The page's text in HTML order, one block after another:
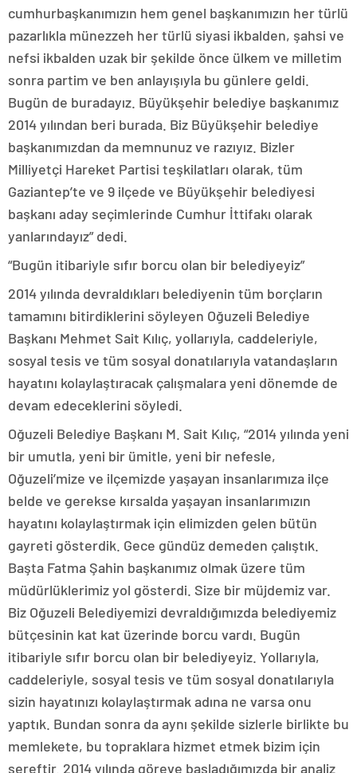
cumhurbaşkanımızın hem genel başkanımızın her türlü
pazarlıkla münezzeh her türlü siyasi ikbalden, şahsi ve
nefsi ikbalden uzak bir şekilde önce ülkem ve milletim
sonra partim ve ben anlayışıyla bu günlere geldi.
Bugün de buradayız. Büyükşehir belediye başkanımız
2014 yılından beri burada. Biz Büyükşehir belediye
başkanımızdan da memnunuz ve razıyız. Bizler
Milliyetçi Hareket Partisi teşkilatları olarak, tüm
Gaziantep’te ve 9 ilçede ve Büyükşehir belediyesi
başkanı aday seçimlerinde Cumhur İttifakı olarak
yanlarındayız” dedi.
“Bugün itibariyle sıfır borcu olan bir belediyeyiz”
2014 yılında devraldıkları belediyenin tüm borçların
tamamını bitirdiklerini söyleyen Oğuzeli Belediye
Başkanı Mehmet Sait Kılıç, yollarıyla, caddeleriyle,
sosyal tesis ve tüm sosyal donatılarıyla vatandaşların
hayatını kolaylaştıracak çalışmalara yeni dönemde de
devam edeceklerini söyledi.
Oğuzeli Belediye Başkanı M. Sait Kılıç, “2014 yılında yeni
bir umutla, yeni bir ümitle, yeni bir nefesle,
Oğuzeli’mize ve ilçemizde yaşayan insanlarımıza ilçe
belde ve gerekse kırsalda yaşayan insanlarımızın
hayatını kolaylaştırmak için elimizden gelen bütün
gayreti gösterdik. Gece gündüz demeden çalıştık.
Başta Fatma Şahin başkanımız olmak üzere tüm
müdürlüklerimiz yol gösterdi. Size bir müjdemiz var.
Biz Oğuzeli Belediyemizi devraldığımızda belediyemiz
bütçesinin kat kat üzerinde borcu vardı. Bugün
itibariyle sıfır borcu olan bir belediyeyiz. Yollarıyla,
caddeleriyle, sosyal tesis ve tüm sosyal donatılarıyla
sizin hayatınızı kolaylaştırmak adına ne varsa onu
yaptık. Bundan sonra da aynı şekilde sizlerle birlikte bu
memlekete, bu topraklara hizmet etmek bizim için
şereftir. 2014 yılında göreve başladığımızda bir analiz